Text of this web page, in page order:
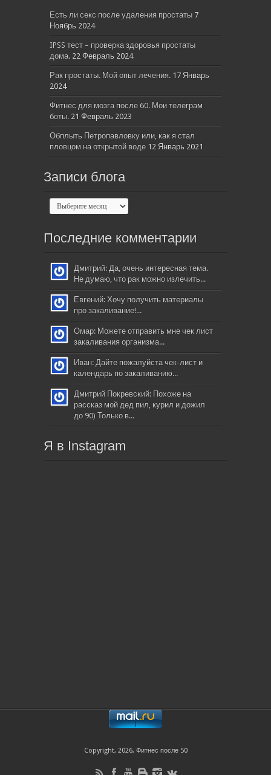
Есть ли секс после удаления простаты 7
Ноябрь 2024
IPSS тест – проверка здоровья простаты
дома. 22 Февраль 2024
Рак простаты. Мой опыт лечения. 17 Январь
2024
Фитнес для мозга после 60. Мои телеграм
боты. 21 Февраль 2023
Обплыть Петропавловку или, как я стал
пловцом на открытой воде 12 Январь 2021
Записи блога
Последние комментарии
Дмитрий: Да, очень интересная тема.
Не думаю, что рак можно излечить...
Евгений: Хочу получить материалы
про закаливание!...
Омар: Можете отправить мне чек лист
закаливания организма...
Иван: Дайте пожалуйста чек-лист и
календарь по закаливанию...
Дмитрий Покревский: Похоже на
рассказ мой дед пил, курил и дожил
до 90) Только в...
Я в Instagram
Copyright, 2026, Фитнес после 50